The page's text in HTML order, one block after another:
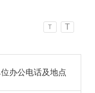
T T
办公电话及地点